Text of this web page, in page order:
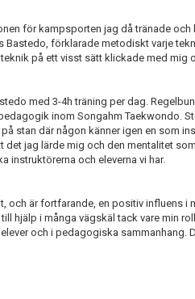
för kampsporten jag då tränade
förklarade metodiskt varje
på ett visst sätt klickade med mig
med 3-4h träning per dag.
inom Songahm Taekwondo.
stan där någon känner igen en som
jag lärde mig och den mentalitet
instruktörerna och eleverna vi har.
och är fortfarande, en positiv influens i
hjälp i många vägskäl tack vare min roll
och i pedagogiska sammanhang.